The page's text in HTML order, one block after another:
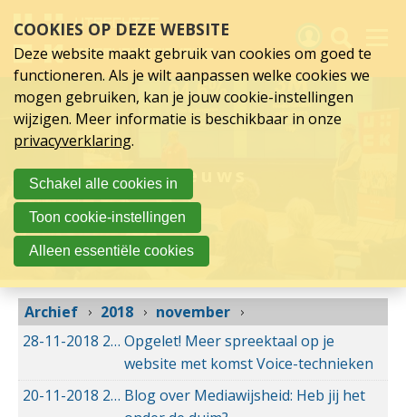
november
2018
links
over
Spring
hoofd
inhoud
Spring
naar
hoofdnavigatie
Nieuws
Archief 2018
november
28-11-2018 28-11-2018 14:50
Opgelet! Meer spreektaal op je
website met komst Voice-technieken
20-11-2018 20-11-2018 10:03
Blog over Mediawijsheid: Heb jij het
Activiteiten
Nieuws
Verslagen
Sluit je aan
Over UCK
COOKIES OP DEZE WEBSITE
Deze website maakt gebruik van cookies om goed te
functioneren. Als je wilt aanpassen welke cookies we
mogen gebruiken, kan je jouw cookie-instellingen
wijzigen. Meer informatie is beschikbaar in onze
privacyverklaring.
Schakel alle cookies in
Toon cookie-instellingen
Alleen essentiële cookies